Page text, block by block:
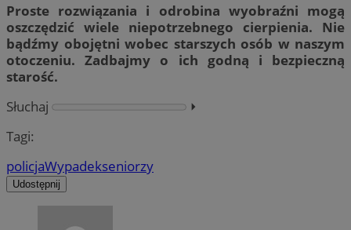
Proste rozwiązania i odrobina wyobraźni mogą
oszczędzić wiele niepotrzebnego cierpienia. Nie
bądźmy obojętni wobec starszych osób w naszym
otoczeniu. Zadbajmy o ich godną i bezpieczną
starość.
Słuchaj
⏵︎
Tagi:
policjaWypadekseniorzy
Udostępnij